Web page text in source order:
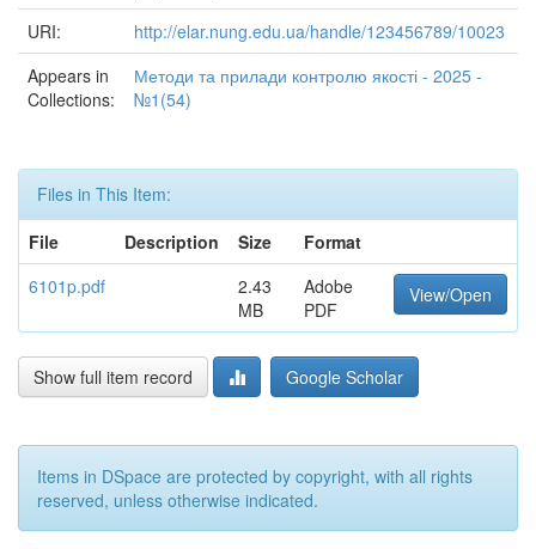
URI:
http://elar.nung.edu.ua/handle/123456789/10023
Appears in
Collections:
Методи та прилади контролю якості - 2025 -
№1(54)
Files in This Item:
File
Description Size
Format
6101p.pdf
2.43
MB
Adobe
PDF
View/Open
Show full item record Google Scholar
Items in DSpace are protected by copyright, with all rights
reserved, unless otherwise indicated.